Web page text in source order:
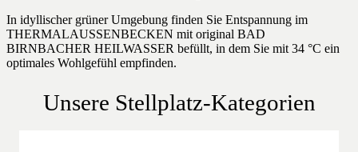
In idyllischer grüner Umgebung finden Sie Entspannung im
THERMALAUSSENBECKEN mit original BAD
BIRNBACHER HEILWASSER befüllt, in dem Sie mit 34 °C ein
optimales Wohlgefühl empfinden.
Unsere Stellplatz-Kategorien